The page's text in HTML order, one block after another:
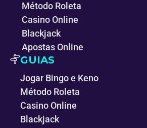
Método Roleta
Casino Online
Blackjack
Apostas Online
GUIAS
Jogar Bingo e Keno
Método Roleta
Casino Online
Blackjack